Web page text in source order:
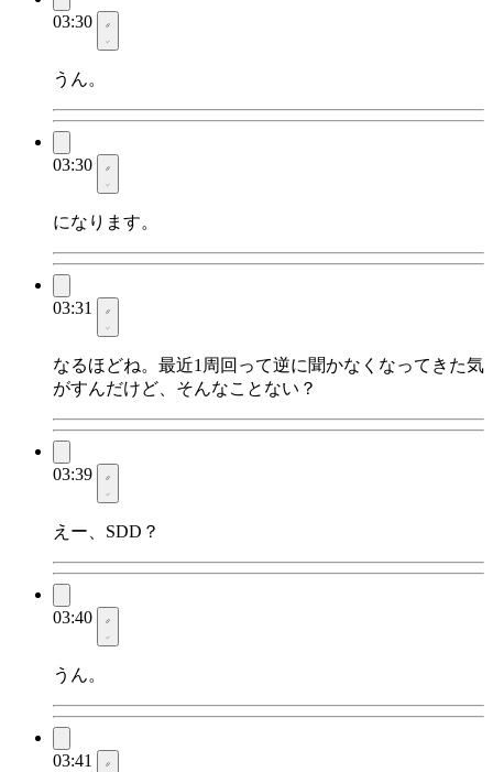
03:30
うん。
03:30
になります。
03:31
なるほどね。最近1周回って逆に聞かなくなってきた気
がすんだけど、そんなことない？
03:39
えー、SDD？
03:40
うん。
03:41